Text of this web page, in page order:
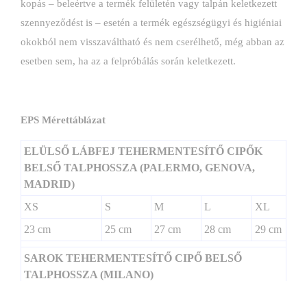
kopás – beleértve a termék felületén vagy talpán keletkezett
szennyeződést is – esetén a termék egészségügyi és higiéniai
okokból nem visszaváltható és nem cserélhető, még abban az
esetben sem, ha az a felpróbálás során keletkezett.
EPS Mérettáblázat
ELÜLSŐ LÁBFEJ TEHERMENTESÍTŐ CIPŐK
BELSŐ TALPHOSSZA (PALERMO, GENOVA,
MADRID)
XS
S M L
XL
23 cm
25 cm 27 cm 28 cm 29 cm
SAROK TEHERMENTESÍTŐ CIPŐ BELSŐ
TALPHOSSZA (MILANO)